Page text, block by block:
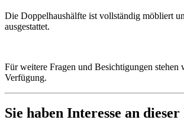
Die Doppelhaushälfte ist vollständig möbliert
ausgestattet.
Für weitere Fragen und Besichtigungen stehen
Verfügung.
Sie haben Interesse an